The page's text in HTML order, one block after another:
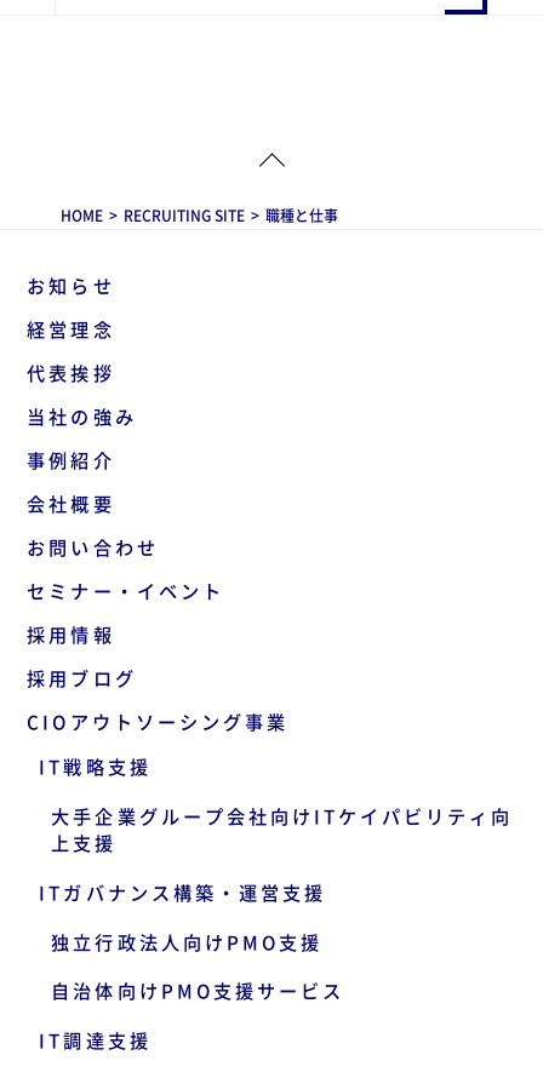
HOME > RECRUITING SITE > 職種と仕事
お知らせ
経営理念
代表挨拶
当社の強み
事例紹介
会社概要
お問い合わせ
セミナー・イベント
採用情報
採用ブログ
CIOアウトソーシング事業
IT戦略支援
大手企業グループ会社向けITケイパビリティ向
上支援
ITガバナンス構築・運営支援
独立行政法人向けPMO支援
自治体向けPMO支援サービス
IT調達支援